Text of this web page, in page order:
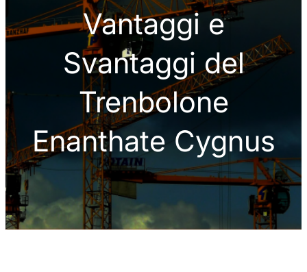
Vantaggi e
Svantaggi del
Trenbolone
Enanthate Cygnus